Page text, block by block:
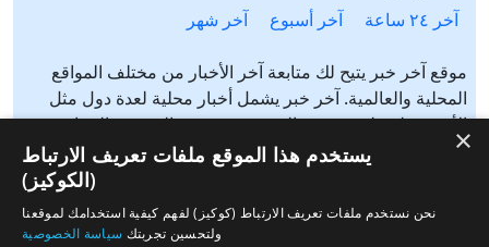
آخر ٢٤ ساعة آخر أسبوع آخر شهر
موقع آخر خبر يتيح لك متابعة آخر الأخبار من مختلف المواقع
المحلية والعالمية. آخر خبر يشمل أخبار محلية لعدة دول مثل
الأردن، فلسطين، مصر، السعودية، تونس، المغرب، الجزائر،
عرب ٤٨، لبنان، العراق، اليمن وغيرها آخر خبر يتيح متابعة أخبار
من شتى المواضيع مثل: أخبار محلية، أخبار عالمية، رياضة،
إقتصاد، ثقافة، منوعات وغيرها تابع الأخبار المحلية والعالمية من
مختلف المواقع الإخبارية: الجزيرة، العربية، بي بي سي، سي ان
×
يستخدم هذا الموقع ملفات تعريف الارتباط
(الكوكيز)
نحن نستخدم ملفات تعريف الارتباط (كوكيز) لفهم كيفية استخدامك لموقعنا
ولتحسين تجربتك سياسة الخصوصية